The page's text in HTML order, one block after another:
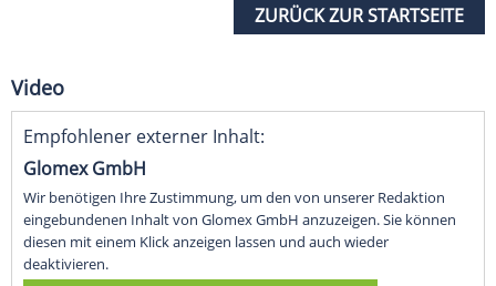
ZURÜCK ZUR STARTSEITE
Video
Empfohlener externer Inhalt:
Glomex GmbH
Wir benötigen Ihre Zustimmung, um den von unserer Redaktion
eingebundenen Inhalt von Glomex GmbH anzuzeigen. Sie können
diesen mit einem Klick anzeigen lassen und auch wieder
deaktivieren.